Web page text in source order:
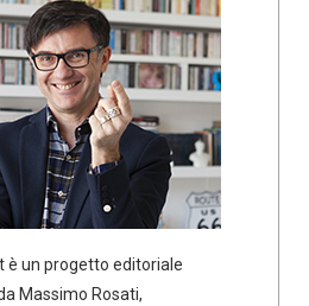
è un progetto editoriale
Massimo Rosati,